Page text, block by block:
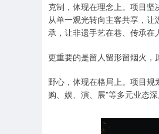
克制，体现在理念上。项目坚
从单一观光转向主客共享，
承，让非遗手艺在巷、传承在
更重要的是留人留形留烟火，
野心，体现在格局上。项目规
购、娱、演、展”等多元业态